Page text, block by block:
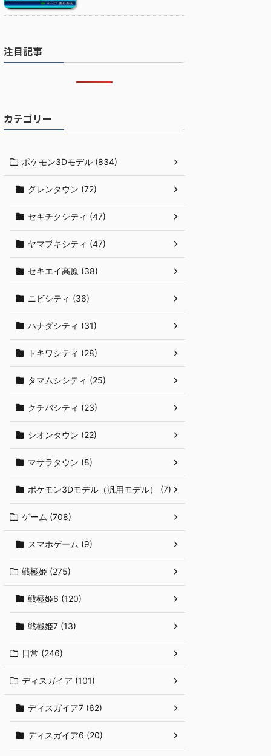
注目記事
カテゴリー
ポケモン3Dモデル (834)
グレンタウン (72)
セキチクシティ (47)
ヤマブキシティ (47)
セキエイ高原 (38)
ニビシティ (36)
ハナダシティ (31)
トキワシティ (28)
タマムシシティ (25)
クチバシティ (23)
シオンタウン (22)
マサラタウン (8)
ポケモン3Dモデル（汎用モデル） (7)
ゲーム (708)
スマホゲーム (9)
戦極姫 (275)
戦極姫6 (120)
戦極姫7 (13)
日常 (246)
ディスガイア (101)
ディスガイア7 (62)
ディスガイア6 (20)